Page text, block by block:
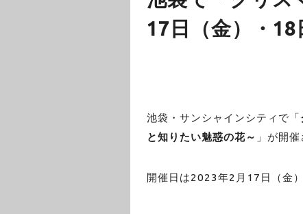
17日（金）・18
池袋・サンシャインシティで「
と知りたい魅惑の花～ 」が開催
開催日は2023年2月17日（金